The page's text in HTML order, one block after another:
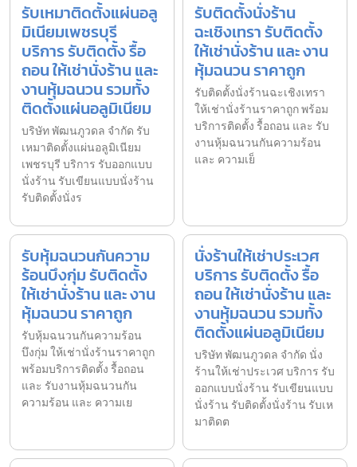
รับเหมาติดตั้งแผ่นอลู
มิเนียมเพชรบุรี
บริการ รับติดตั้ง รื้อ
ถอน ให้เช่านั่งร้าน และ
งานหุ้มฉนวน รวมทั้ง
ติดตั้งแผ่นอลูมิเนียม
บริษัท พัฒนภูวดล จำกัด รับ
เหมาติดตั้งแผ่นอลูมิเนียม
เพชรบุรี บริการ รับออกแบบ
นั่งร้าน รับเขียนแบบนั่งร้าน
รับติดตั้งนั่งร
รับติดตั้งนั่งร้าน
ฉะเชิงเทรา รับติดตั้ง
ให้เช่านั่งร้าน และ งาน
หุ้มฉนวน ราคาถูก
รับติดตั้งนั่งร้านฉะเชิงเทรา
ให้เช่านั่งร้านราคาถูก พร้อม
บริการติดตั้ง รื้อถอน และ รับ
งานหุ้มฉนวนกันความร้อน
และ ความเย็
รับหุ้มฉนวนกันความ
ร้อนบึงกุ่ม รับติดตั้ง
ให้เช่านั่งร้าน และ งาน
หุ้มฉนวน ราคาถูก
รับหุ้มฉนวนกันความร้อน
บึงกุ่ม ให้เช่านั่งร้านราคาถูก
พร้อมบริการติดตั้ง รื้อถอน
และ รับงานหุ้มฉนวนกัน
ความร้อน และ ความเย
นั่งร้านให้เช่าประเวศ
บริการ รับติดตั้ง รื้อ
ถอน ให้เช่านั่งร้าน และ
งานหุ้มฉนวน รวมทั้ง
ติดตั้งแผ่นอลูมิเนียม
บริษัท พัฒนภูวดล จำกัด นั่ง
ร้านให้เช่าประเวศ บริการ รับ
ออกแบบนั่งร้าน รับเขียนแบบ
นั่งร้าน รับติดตั้งนั่งร้าน รับเห
มาติดต